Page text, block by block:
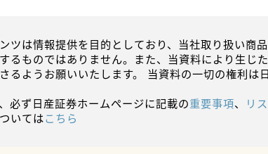
ツは情報提供を目的としており、当社取り扱い商
るものではありません。また、当資料により生じ
るようお願いいたします。 当資料の一切の権利は
必ず日産証券ホームページに記載の重要事項、 リ
いてはこちら